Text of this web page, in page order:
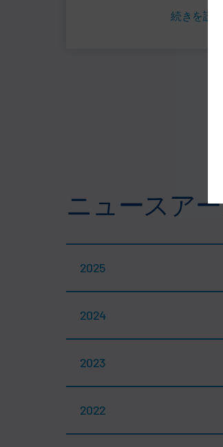
続きを読む
ニュースア
2025
2024
2023
2022